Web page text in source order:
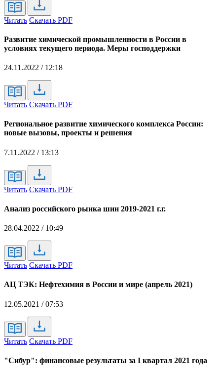
Читать Скачать PDF
Развитие химической промышленности в России в
условиях текущего периода. Меры господдержки
24.11.2022 / 12:18
Читать Скачать PDF
Региональное развитие химического комплекса России:
новые вызовы, проекты и решения
7.11.2022 / 13:13
Читать Скачать PDF
Анализ российского рынка шин 2019-2021 г.г.
28.04.2022 / 10:49
Читать Скачать PDF
АЦ ТЭК: Нефтехимия в России и мире (апрель 2021)
12.05.2021 / 07:53
Читать Скачать PDF
"Сибур": финансовые результаты за I квартал 2021 года